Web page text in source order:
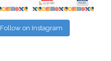
Follow on Instagram